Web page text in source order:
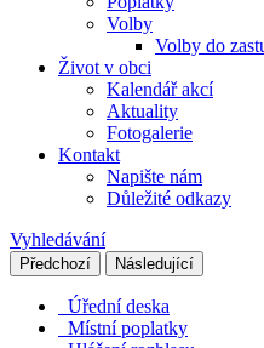
Volby
Volby do
Život v obci
Kalendář akcí
Aktuality
Fotogalerie
Kontakt
Napište nám
Důležité odkazy
Vyhledávání
Předchozí Následující
Úřední deska
Místní poplatky